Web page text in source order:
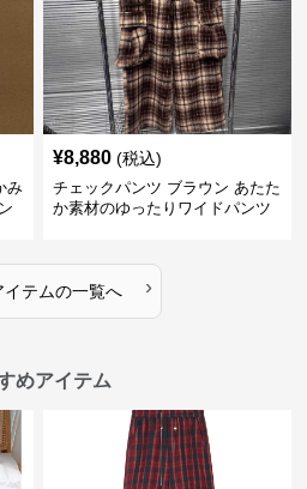
み
¥8,880 (税込)
チェックパンツ ブラウン あたた
か素材のゆったりワイドパンツ
イテムの一覧へ ›
めアイテム